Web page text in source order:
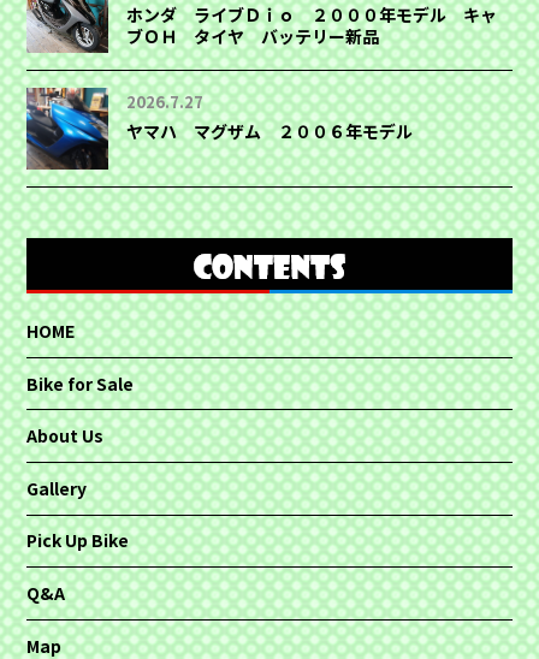
ホンダ ライブＤｉｏ ２０００年モデル キャ
ブＯＨ タイヤ バッテリー新品
2026.7.27
ヤマハ マグザム ２００６年モデル
HOME
Bike for Sale
About Us
Gallery
Pick Up Bike
Q&A
Map